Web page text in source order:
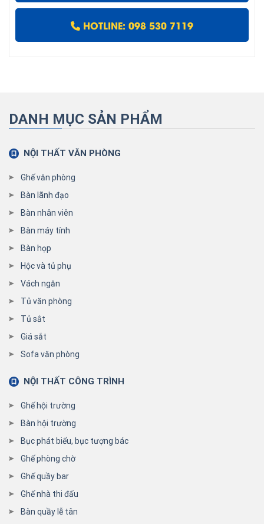
HOTLINE: 098 530 7119
DANH MỤC SẢN PHẨM
NỘI THẤT VĂN PHÒNG
Ghế văn phòng
Bàn lãnh đạo
Bàn nhân viên
Bàn máy tính
Bàn họp
Hộc và tủ phụ
Vách ngăn
Tủ văn phòng
Tủ sắt
Giá sắt
Sofa văn phòng
NỘI THẤT CÔNG TRÌNH
Ghế hội trường
Bàn hội trường
Bục phát biểu, bục tượng bác
Ghế phòng chờ
Ghế quầy bar
Ghế nhà thi đấu
Bàn quầy lễ tân